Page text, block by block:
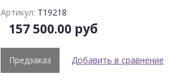
Артикул: Т19218
157 500.00 руб
Предзаказ Добавить в сравнение